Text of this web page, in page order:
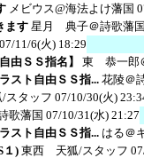
メビウス@海法よけ藩国
ます 星月 典子＠詩歌藩
07/11/6(火) 18:29
由ＳＳ指名】
東 恭一郎
スト自由ＳＳ指... 花陵＠
タッフ 07/10/30(火)
歌藩国 07/10/31(水) 21:27
スト自由ＳＳ指... はる＠
１) 東西 天狐/スタッフ